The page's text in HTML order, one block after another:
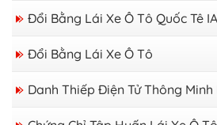
Lý Lịch Tư Pháp Online
Đổi Bằng Lái Xe Ô Tô Quốc Tê
Đổi Bằng Lái Xe Ô Tô
Danh Thiếp Điện Tử Thông